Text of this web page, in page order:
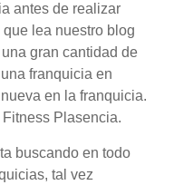
antes de realizar
lea nuestro blog
gran cantidad de
franquicia en
en la franquicia.
Plasencia.
buscando en todo
tal vez